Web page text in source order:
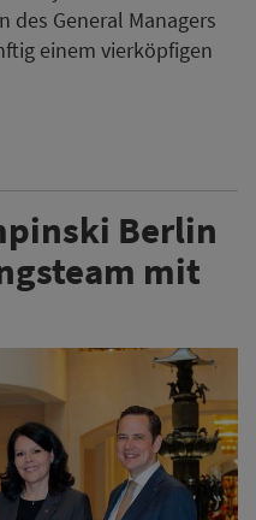
des General Managers
einem vierköpfigen
Berlin
mit